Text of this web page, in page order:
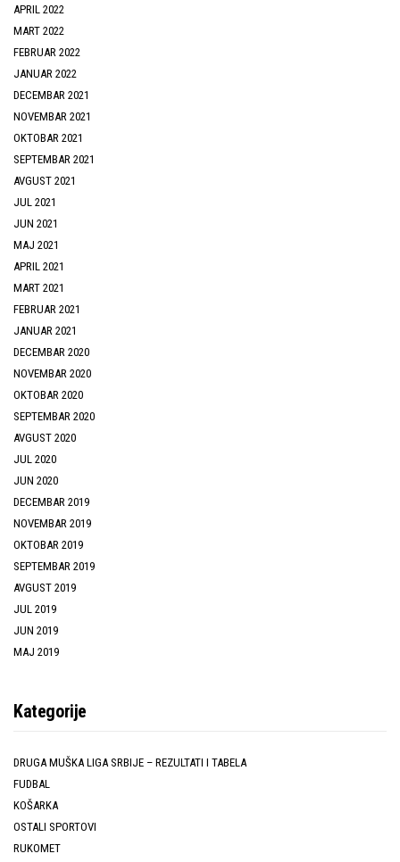
APRIL 2022
MART 2022
FEBRUAR 2022
JANUAR 2022
DECEMBAR 2021
NOVEMBAR 2021
OKTOBAR 2021
SEPTEMBAR 2021
AVGUST 2021
JUL 2021
JUN 2021
MAJ 2021
APRIL 2021
MART 2021
FEBRUAR 2021
JANUAR 2021
DECEMBAR 2020
NOVEMBAR 2020
OKTOBAR 2020
SEPTEMBAR 2020
AVGUST 2020
JUL 2020
JUN 2020
DECEMBAR 2019
NOVEMBAR 2019
OKTOBAR 2019
SEPTEMBAR 2019
AVGUST 2019
JUL 2019
JUN 2019
MAJ 2019
Kategorije
DRUGA MUŠKA LIGA SRBIJE – REZULTATI I TABELA
FUDBAL
KOŠARKA
OSTALI SPORTOVI
RUKOMET